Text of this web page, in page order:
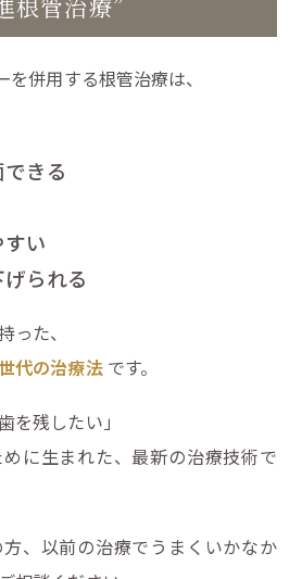
併用する根管治療は、
きる
い
られる
った、
代の治療法です。
を残したい」
に生まれた、最新の治療技術で
、以前の治療でうまくいかなか